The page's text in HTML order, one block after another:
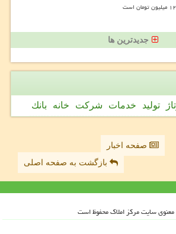
جدیدترین ها
تولید خدمات شركت خانه بانك
صفحه اخبار
بازگشت به صفحه اصلی